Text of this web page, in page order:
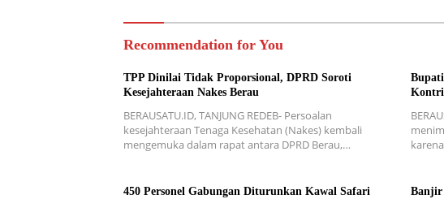
Recommendation for You
TPP Dinilai Tidak Proporsional, DPRD Soroti
Kesejahteraan Nakes Berau
BERAUSATU.ID, TANJUNG REDEB- Persoalan
kesejahteraan Tenaga Kesehatan (Nakes) kembali
mengemuka dalam rapat antara DPRD Berau,…
450 Personel Gabungan Diturunkan Kawal Safari
Banjir